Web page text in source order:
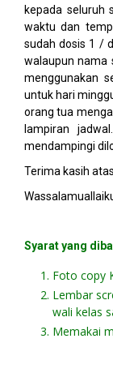
kepada seluruh
waktu dan
sudah dosis 1 /
walaupun nama
menggunakan
untuk hari
orang tua
lampiran
mendampingi
Terima kasih
Syarat yang
Foto copy
Lembar
wali kelas
Memakai